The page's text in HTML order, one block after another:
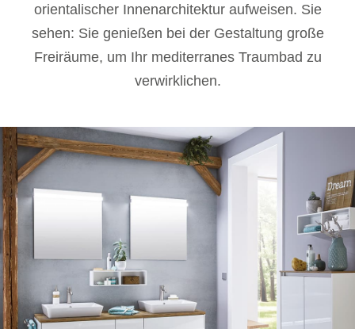
orientalischer Innenarchitektur aufweisen. Sie
sehen: Sie genießen bei der Gestaltung große
Freiräume, um Ihr mediterranes Traumbad zu
verwirklichen.